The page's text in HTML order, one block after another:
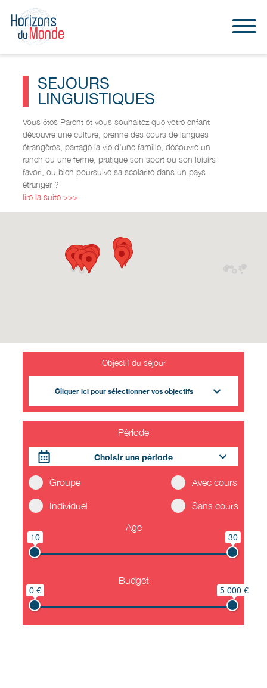
SEJOURS
LINGUISTIQUES
Vous êtes Parent et vous souhaitez que votre enfant
découvre une culture, prenne des cours de langues
étrangères, partage la vie d'une famille, découvre un
ranch ou une ferme, pratique son sport ou son loisirs
favori, ou bien poursuive sa scolarité dans un pays
étranger ?
lire la suite >>>
Objectif du séjour
Cliquer ici pour sélectionner vos objectifs
Période
Choisir une période
Groupe
Individuel
Avec cours
Sans cours
Age
10 30
Budget
0 € 5 000 €